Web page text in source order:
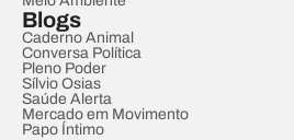
Blogs
Caderno Animal
Conversa Política
Pleno Poder
Sílvio Osias
Saúde Alerta
Mercado em Movimento
Papo Íntimo